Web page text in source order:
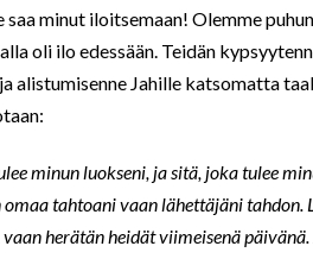
saa minut iloitsemaan! Olemme
oli ilo edessään. Teidän
alistumisenne Jahille katsomatta
minun luokseni, ja sitä, joka tulee
tahtoani vaan lähettäjäni
herätän heidät viimeisenä päivänä.